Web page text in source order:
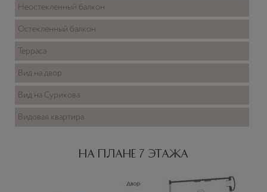
Неостеклённый балкон
Остеклённый балкон
Терраса
Вид на двор
Вид на Сурикова
Видовая квартира
На плане 7 этажа